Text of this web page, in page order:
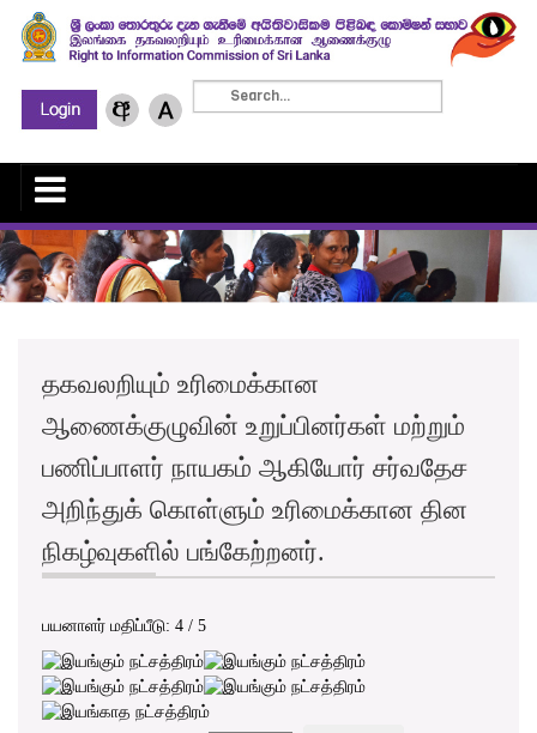
தகவலறியும் உரிமைக்கான
ஆணைக்குழுவின் உறுப்பினர்கள் மற்றும்
பணிப்பாளர் நாயகம் ஆகியோர் சர்வதேச
அறிந்துக் கொள்ளும் உரிமைக்கான தின
நிகழ்வுகளில் பங்கேற்றனர்.
பயனாளர் மதிப்பீடு: 4 / 5